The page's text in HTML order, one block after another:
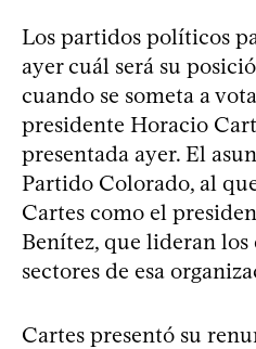
Los partidos políticos
ayer cuál será su
cuando se someta a
presidente Horacio
presentada ayer. El
Partido Colorado, al
Cartes como el
Benítez, que lideran
sectores de esa
Cartes presentó su